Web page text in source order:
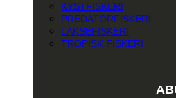
KYSTFISKERI
PREDATORFISKERI
LAKSEFISKERI
TROPISK FISKERI